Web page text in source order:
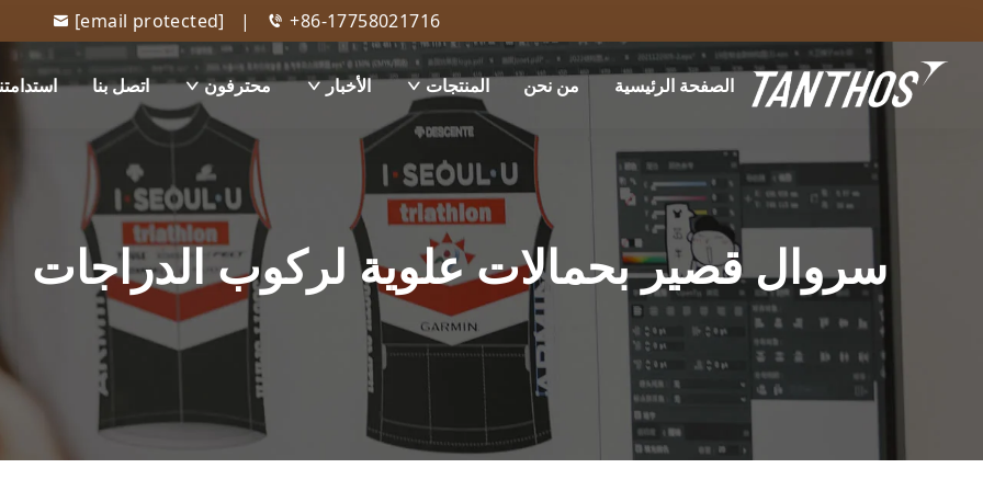
[email protected] | +86-17758021716
الصفحة الرئيسية من نحن المنتجات الأخبار محترفون اتصل بنا
سروال قصير بحمالات علوية لركوب الدراجات